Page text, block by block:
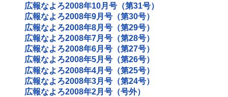
広報なよろ2008年10月号（第31号）
広報なよろ2008年9月号（第30号）
広報なよろ2008年8月号（第29号）
広報なよろ2008年7月号（第28号）
広報なよろ2008年6月号（第27号）
広報なよろ2008年5月号（第26号）
広報なよろ2008年4月号（第25号）
広報なよろ2008年3月号（第24号）
広報なよろ2008年2月号（号外）